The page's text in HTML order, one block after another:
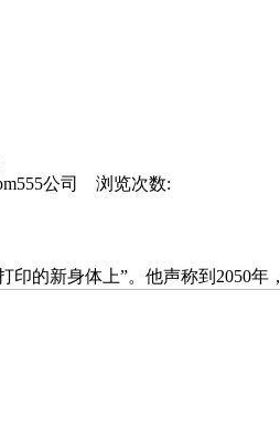
公司 浏览次数:
新身体上”。他声称到2050年